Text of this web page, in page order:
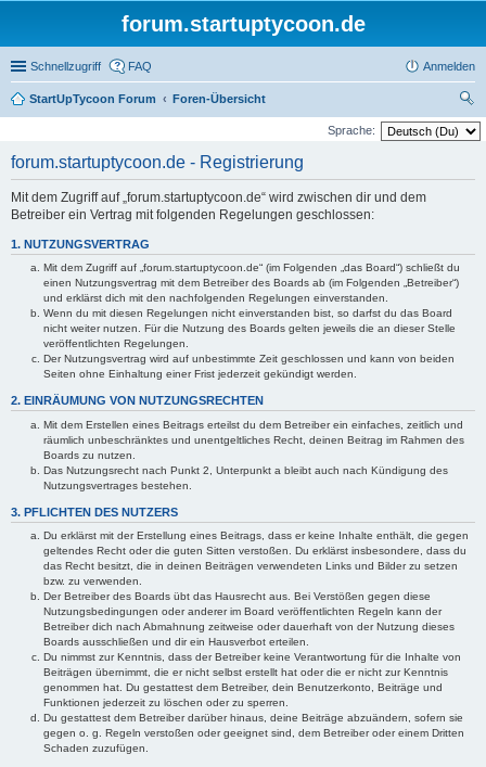
forum.startuptycoon.de
Schnellzugriff FAQ Anmelden
StartUpTycoon Forum
Foren-Übersicht
uc
Sprache:
forum.startuptycoon.de - Registrierung
Mit dem Zugriff auf „forum.startuptycoon.de“ wird zwischen dir und dem
Betreiber ein Vertrag mit folgenden Regelungen geschlossen:
1. NUTZUNGSVERTRAG
Mit dem Zugriff auf „forum.startuptycoon.de“ (im Folgenden „das Board“) schließt du
einen Nutzungsvertrag mit dem Betreiber des Boards ab (im Folgenden „Betreiber“)
und erklärst dich mit den nachfolgenden Regelungen einverstanden.
Wenn du mit diesen Regelungen nicht einverstanden bist, so darfst du das Board
nicht weiter nutzen. Für die Nutzung des Boards gelten jeweils die an dieser Stelle
veröffentlichten Regelungen.
Der Nutzungsvertrag wird auf unbestimmte Zeit geschlossen und kann von beiden
Seiten ohne Einhaltung einer Frist jederzeit gekündigt werden.
2. EINRÄUMUNG VON NUTZUNGSRECHTEN
Mit dem Erstellen eines Beitrags erteilst du dem Betreiber ein einfaches, zeitlich und
räumlich unbeschränktes und unentgeltliches Recht, deinen Beitrag im Rahmen des
Boards zu nutzen.
Das Nutzungsrecht nach Punkt 2, Unterpunkt a bleibt auch nach Kündigung des
Nutzungsvertrages bestehen.
3. PFLICHTEN DES NUTZERS
Du erklärst mit der Erstellung eines Beitrags, dass er keine Inhalte enthält, die gegen
geltendes Recht oder die guten Sitten verstoßen. Du erklärst insbesondere, dass du
das Recht besitzt, die in deinen Beiträgen verwendeten Links und Bilder zu setzen
bzw. zu verwenden.
Der Betreiber des Boards übt das Hausrecht aus. Bei Verstößen gegen diese
Nutzungsbedingungen oder anderer im Board veröffentlichten Regeln kann der
Betreiber dich nach Abmahnung zeitweise oder dauerhaft von der Nutzung dieses
Boards ausschließen und dir ein Hausverbot erteilen.
Du nimmst zur Kenntnis, dass der Betreiber keine Verantwortung für die Inhalte von
Beiträgen übernimmt, die er nicht selbst erstellt hat oder die er nicht zur Kenntnis
genommen hat. Du gestattest dem Betreiber, dein Benutzerkonto, Beiträge und
Funktionen jederzeit zu löschen oder zu sperren.
Du gestattest dem Betreiber darüber hinaus, deine Beiträge abzuändern, sofern sie
gegen o. g. Regeln verstoßen oder geeignet sind, dem Betreiber oder einem Dritten
Schaden zuzufügen.